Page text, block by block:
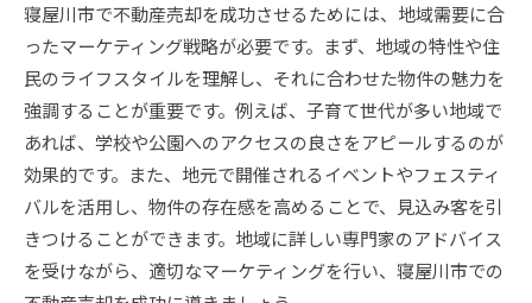
寝屋川市で不動産売却を成功させるためには、地域需要に合
ったマーケティング戦略が必要です。まず、地域の特性や住
民のライフスタイルを理解し、それに合わせた物件の魅力を
強調することが重要です。例えば、子育て世代が多い地域で
あれば、学校や公園へのアクセスの良さをアピールするのが
効果的です。また、地元で開催されるイベントやフェスティ
バルを活用し、物件の存在感を高めることで、見込み客を引
きつけることができます。地域に詳しい専門家のアドバイス
を受けながら、適切なマーケティングを行い、寝屋川市での